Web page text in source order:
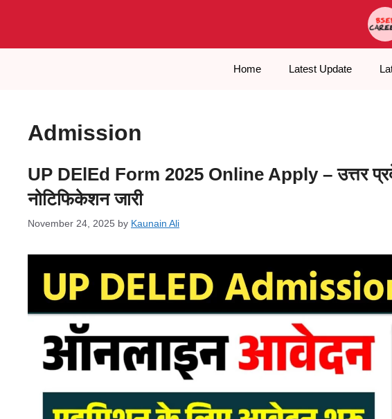
Home Latest Update
Admission
UP DElEd Form 2025 Online Apply – उत्तर
नोटिफिकेशन जारी
November 24, 2025 by Kaunain Ali